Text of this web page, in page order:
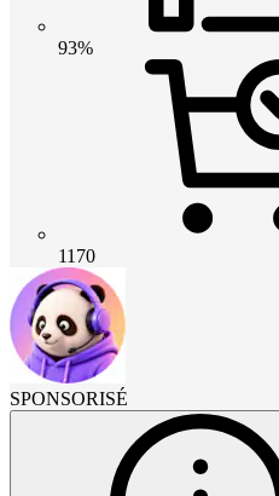
93%
1170
SPONSORISÉ